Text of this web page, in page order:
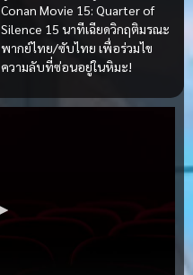
Conan Movie 15: Quarter of
Silence 15 นาทีเฉียดวิกฤติมรณะ
พากย์ไทย/ซับไทย เพื่อร่วมไข
ความลับที่ซ่อนอยู่ในหิมะ!